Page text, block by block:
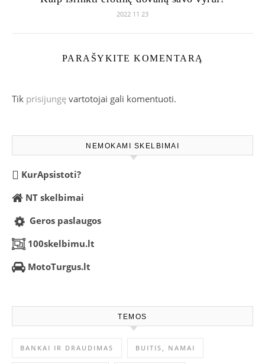
2022 11 23
PARAŠYKITE KOMENTARĄ
Tik prisijungę vartotojai gali komentuoti.
NEMOKAMI SKELBIMAI
KurApsistoti?
NT skelbimai
Geros paslaugos
100skelbimu.lt
MotoTurgus.lt
TEMOS
BANKAI IR DRAUDIMAS BUITIS, NAMAI